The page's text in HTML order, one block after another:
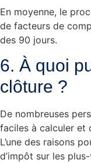
En moyenne, le
de facteurs de
des 90 jours.
6. À quoi
clôture ?
De nombreuses
faciles à calculer et
L’une des raisons
d’impôt sur les